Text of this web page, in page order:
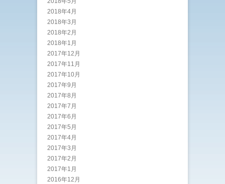
2018年4月
2018年3月
2018年2月
2018年1月
2017年12月
2017年11月
2017年10月
2017年9月
2017年8月
2017年7月
2017年6月
2017年5月
2017年4月
2017年3月
2017年2月
2017年1月
2016年12月